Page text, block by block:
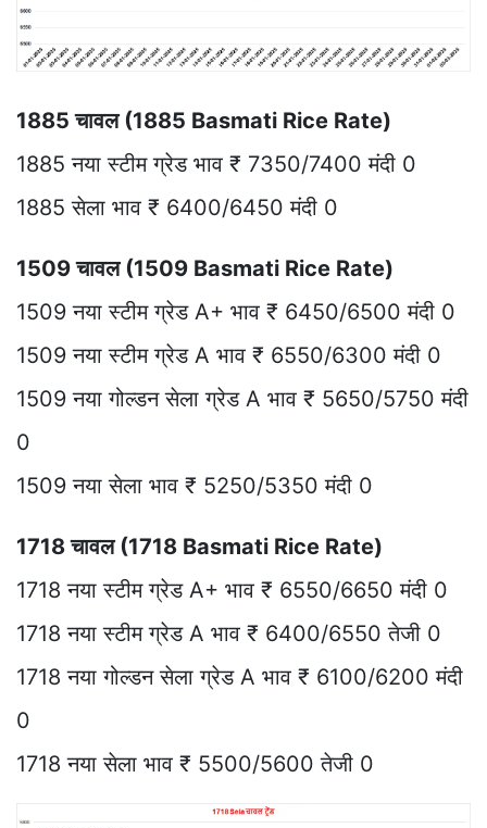
1885 चावल (1885 Basmati Rice Rate)
1885 नया स्टीम ग्रेड भाव ₹ 7350/7400 मंदी 0
1885 सेला भाव ₹ 6400/6450 मंदी 0
1509 चावल (1509 Basmati Rice Rate)
1509 नया स्टीम ग्रेड A+ भाव ₹ 6450/6500 मंदी 0
1509 नया स्टीम ग्रेड A भाव ₹ 6550/6300 मंदी 0
1509 नया गोल्डन सेला ग्रेड A भाव ₹ 5650/5750 मंदी
0
1509 नया सेला भाव ₹ 5250/5350 मंदी 0
1718 चावल (1718 Basmati Rice Rate)
1718 नया स्टीम ग्रेड A+ भाव ₹ 6550/6650 मंदी 0
1718 नया स्टीम ग्रेड A भाव ₹ 6400/6550 तेजी 0
1718 नया गोल्डन सेला ग्रेड A भाव ₹ 6100/6200 मंदी
0
1718 नया सेला भाव ₹ 5500/5600 तेजी 0